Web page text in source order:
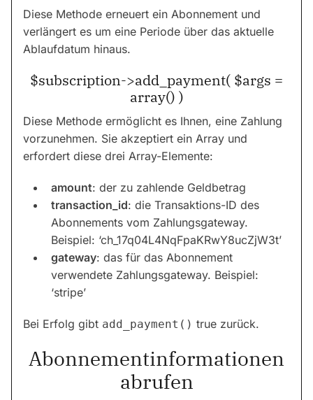
Diese Methode erneuert ein Abonnement und
verlängert es um eine Periode über das aktuelle
Ablaufdatum hinaus.
$subscription->add_payment( $args =
array() )
Diese Methode ermöglicht es Ihnen, eine Zahlung
vorzunehmen. Sie akzeptiert ein Array und
erfordert diese drei Array-Elemente:
amount: der zu zahlende Geldbetrag
transaction_id: die Transaktions-ID des
Abonnements vom Zahlungsgateway.
Beispiel: ‘ch_17q04L4NqFpaKRwY8ucZjW3t’
gateway: das für das Abonnement
verwendete Zahlungsgateway. Beispiel:
‘stripe’
Bei Erfolg gibt add_payment() true zurück.
Abonnementinformationen
abrufen